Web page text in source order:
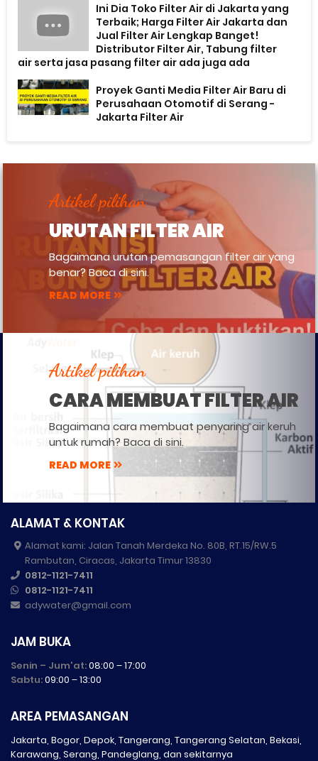
Ini Dia Toko Filter Air di Jakarta yang
Terbaik; Harga Filter Air Jakarta dan
Jual Filter Air Lengkap Banget!
Distributor Filter Air, Tabung filter
air serta jasa pasang filter air ada juga ada
Proyek Ganti Media Filter Air Baru di
Perusahaan Otomotif di Serang -
Jakarta Filter Air
Artikel pilihan
URUTAN FILTER AIR
Bagaimana urutan pemasangan filter air yang
benar? Baca di sini.
READ MORE
Artikel pilihan
CARA MEMBUAT FILTER AIR
Bagaimana cara membuat penyaring air keruh
untuk rumah? Baca di sini.
READ MORE
ALAMAT & KONTAK
Alamat kami: Jalan Tanah Merdeka No. 80B, RT.15/RW.5
Rambutan, Ciracas, Jakarta Timur 13830
0812-1121-7411
0812-1121-7411
adywater@gmail.com
JAM BUKA
Senin – Jum'at:08:00 – 17:00
Sabtu:09:00 – 13:00
AREA PEMASANGAN
Jakarta, Bogor, Depok, Tangerang, Tangerang Selatan, Bekasi,
Karawang, Serang, Pandeglang, dan sekitarnya